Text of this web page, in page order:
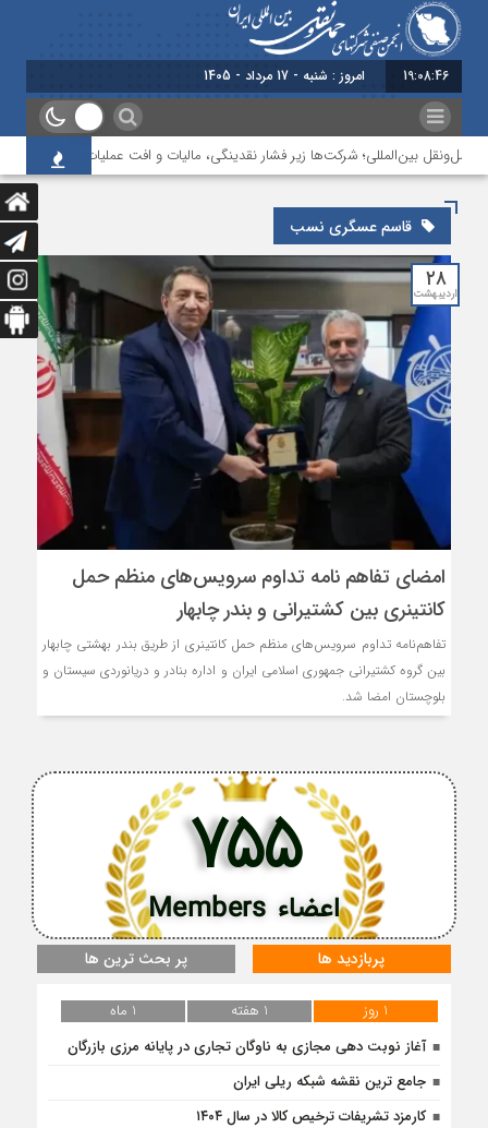
19:08:46 امروز : شنبه - 17 مرداد - 1405
بین‌المللی؛ شرکت‌ها زیر فشار نقدینگی، مالیات و افت عملیات
قاسم عسگری نسب
۲۸
اردیبهشت
امضای تفاهم نامه تداوم سرویس‌های منظم حمل
کانتینری بین کشتیرانی و بندر چابهار
تفاهم‌نامه تداوم سرویس‌های منظم حمل کانتینری از طریق بندر بهشتی چابهار
بین گروه کشتیرانی جمهوری اسلامی ایران و اداره بنادر و دریانوردی سیستان و
بلوچستان امضا شد.
اعضاء Members
755
پربازدید ها پر بحث ترین ها
1 روز 1 هفته
1 ماه
آغاز نوبت دهی مجازی به ناوگان تجاری در پایانه مرزی بازرگان
جامع ترین نقشه شبکه ریلی ایران
کارمزد تشریفات ترخیص کالا در سال ۱۴۰۴